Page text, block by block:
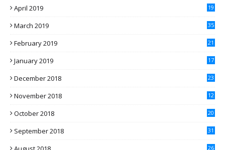
April 2019 19
March 2019 35
February 2019 21
January 2019 17
December 2018 23
November 2018 12
October 2018 20
September 2018 31
26